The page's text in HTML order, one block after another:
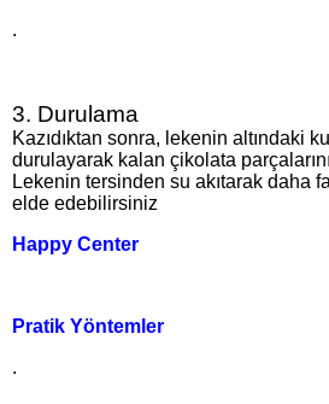
.
3. Durulama
Kazıdıktan sonra, lekenin altındaki
durulayarak kalan çikolata
Lekenin tersinden su akıtarak daha
elde edebilirsiniz​
Happy Center
Pratik Yöntemler
.